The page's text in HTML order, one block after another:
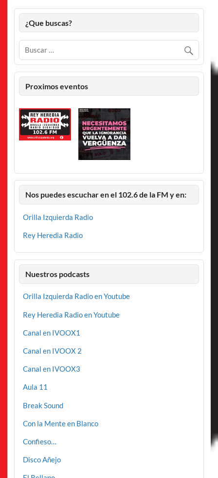
¿Que buscas?
Proximos eventos
Nos puedes escuchar en el 102.6 de la FM y en:
Orilla Izquierda Radio
Rey Heredia Radio
Nuestros podcasts
Orilla Izquierda Radio en Youtube
Rey Heredia Radio en Youtube
Canal en IVOOX1
Canal en IVOOX 2
Canal en IVOOX3
Aula 11
Break Sound
Con la Mente en Blanco
Confieso…
Disco Añejo